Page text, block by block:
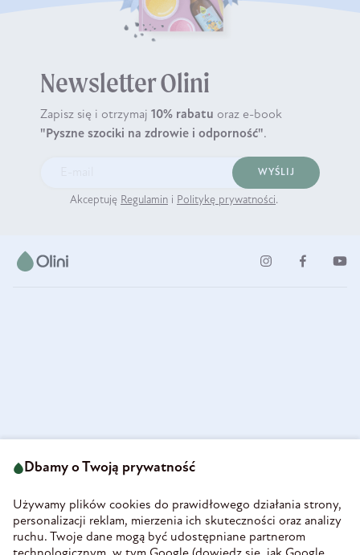
Newsletter Olini
Zapisz się i otrzymaj 10% rabatu oraz e-book
"Pyszne szociki na zdrowie i odporność".
WYŚLIJ
Akceptuję Regulamin i Politykę prywatności.
58-160 Świebodzice
REGON 890213034
INFORMACJE
Dbamy o Twoją prywatność
Używamy plików cookies do prawidłowego działania strony,
personalizacji reklam, mierzenia ich skuteczności oraz analizy
ruchu. Twoje dane mogą być udostępniane partnerom